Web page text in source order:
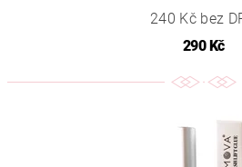
240 Kč bez
290 Kč